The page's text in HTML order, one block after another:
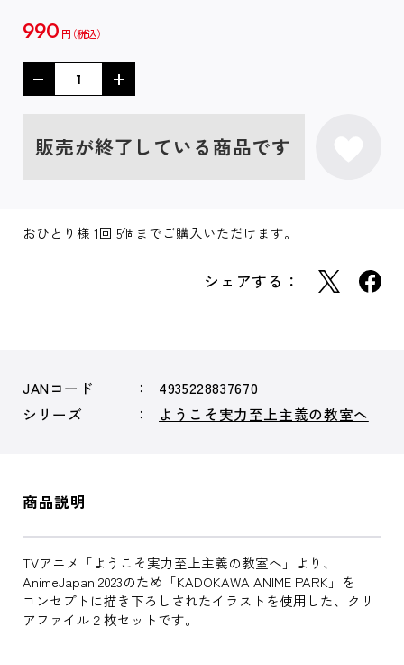
990 円
販売が終了している商品です
おひとり様 1回 5個までご購入いただけます。
シェアする：
JANコード
4935228837670
シリーズ
ようこそ実力至上主義の教室へ
商品説明
TVアニメ「ようこそ実力至上主義の教室へ」より、
AnimeJapan 2023のため「KADOKAWA ANIME PARK」を
コンセプトに描き下ろしされたイラストを使用した、クリ
アファイル２枚セットです。